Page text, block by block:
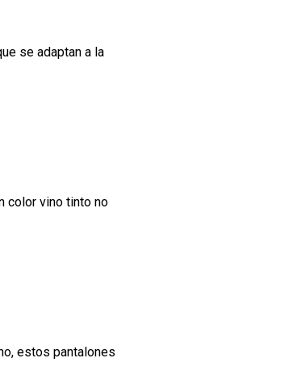
se adaptan a la
color vino tinto no
estos pantalones